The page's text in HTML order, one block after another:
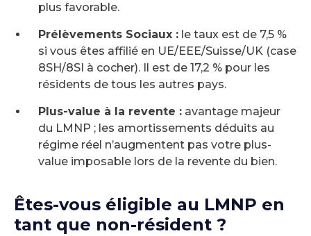
plus favorable.
Prélèvements Sociaux : le taux est de 7,5 %
si vous êtes affilié en UE/EEE/Suisse/UK (case
8SH/8SI à cocher). Il est de 17,2 % pour les
résidents de tous les autres pays.
Plus-value à la revente : avantage majeur
du LMNP ; les amortissements déduits au
régime réel n’augmentent pas votre plus-
value imposable lors de la revente du bien.
Êtes-vous éligible au LMNP en
tant que non-résident ?